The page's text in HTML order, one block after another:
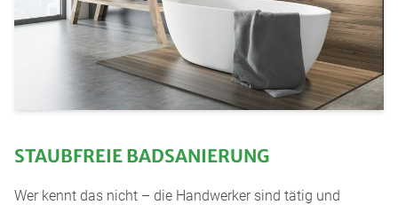
STAUBFREIE BADSANIERUNG
Wer kennt das nicht – die Handwerker sind tätig und